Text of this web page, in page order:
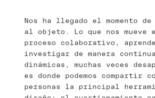
Nos ha llegado el momento
al objeto. Lo que nos mueve
proceso colaborativo,
investigar de manera
dinámicas, muchas veces
es donde podemos compartir
personas la principal